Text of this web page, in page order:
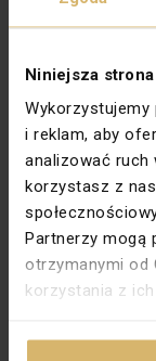
Niniejsza
i reklam, aby
analizować ruch
korzystasz z
Partnerzy mogą
otrzymanymi od
korzystania z ich
Szerokość [mm]
Typ
Wysokość [mm]
Zabezpieczenie
Wykończenie